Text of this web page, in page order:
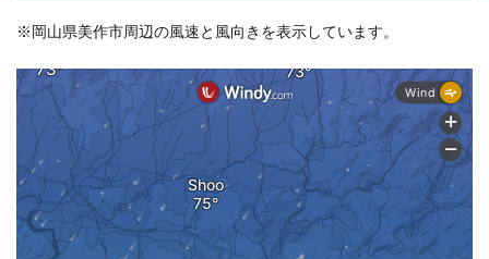
※岡山県美作市周辺の風速と風向きを表示しています。